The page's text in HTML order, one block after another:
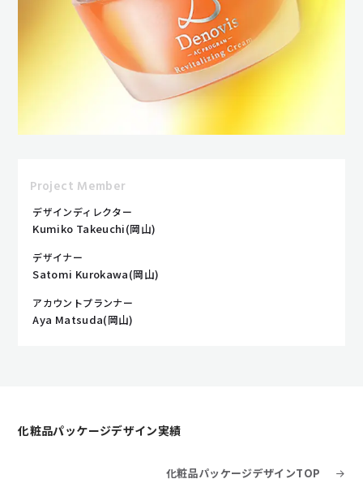
Project Member
デザインディレクター
Kumiko Takeuchi(岡山)
デザイナー
Satomi Kurokawa(岡山)
アカウントプランナー
Aya Matsuda(岡山)
化粧品パッケージデザイン実績
化粧品パッケージデザインTOP